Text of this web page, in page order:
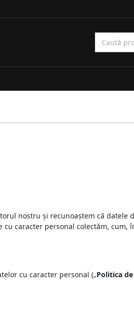
nostru și recunoaștem că datele
caracter personal colectăm, cum,
cu caracter personal („Politica